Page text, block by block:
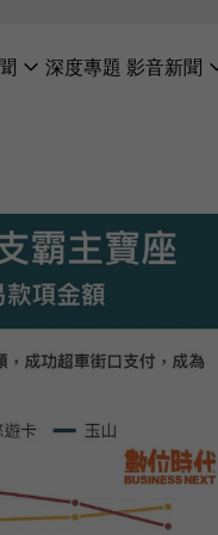
深度專題 影音新聞